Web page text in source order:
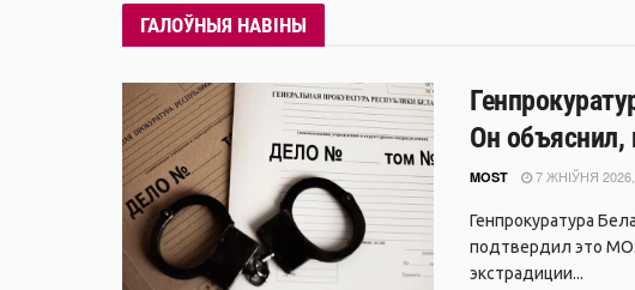
ГАЛОЎНЫЯ НАВІНЫ
Он объяснил,
MOST 7 ЖНІЎНЯ 2026,
Генпрокуратура
подтвердил это
экстрадиции...